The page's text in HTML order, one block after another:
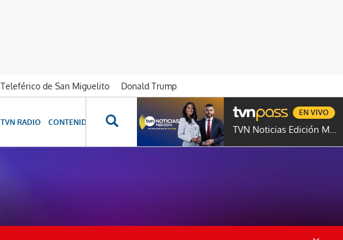
Teleférico de San Miguelito
Donald Trump
TVN RADIO CONTENIDOS ESPECIALES NOVELAS PROGRAMAS GENTE TVN
TVN Noticias Edición Mediodía
EN VIVO